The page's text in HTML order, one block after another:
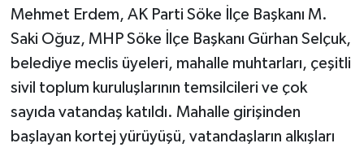
Mehmet Erdem, AK Parti Söke İlçe Başkanı M.
Saki Oğuz, MHP Söke İlçe Başkanı Gürhan Selçuk,
belediye meclis üyeleri, mahalle muhtarları, çeşitli
sivil toplum kuruluşlarının temsilcileri ve çok
sayıda vatandaş katıldı. Mahalle girişinden
başlayan kortej yürüyüşü, vatandaşların alkışları